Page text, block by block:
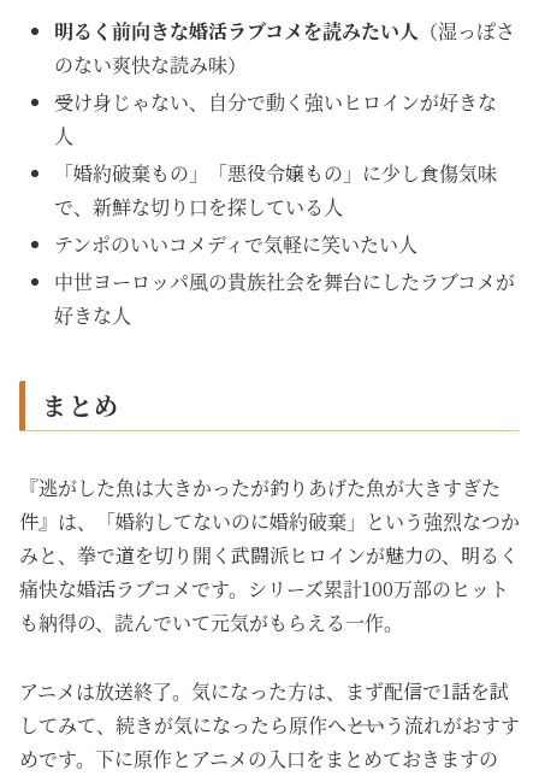
明るく前向きな婚活ラブコメを読みたい人 （湿っぽさ
のない爽快な読み味）
受け身じゃない、自分で動く強いヒロインが好きな
人
「婚約破棄もの」「悪役令嬢もの」に少し食傷気味
で、新鮮な切り口を探している人
テンポのいいコメディで気軽に笑いたい人
中世ヨーロッパ風の貴族社会を舞台にしたラブコメが
好きな人
まとめ
『逃がした魚は大きかったが釣りあげた魚が大きすぎた
件』は、「婚約してないのに婚約破棄」という強烈なつか
みと、拳で道を切り開く武闘派ヒロインが魅力の、明るく
痛快な婚活ラブコメです。シリーズ累計100万部のヒット
も納得の、読んでいて元気がもらえる一作。
アニメは放送終了。気になった方は、まず配信で1話を試
してみて、続きが気になったら原作へ――という流れがおすす
めです。下に原作とアニメの入口をまとめておきますの